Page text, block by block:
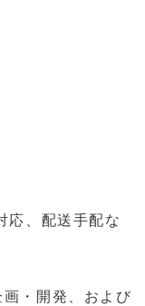
応、配送⼿配な
・開発、および